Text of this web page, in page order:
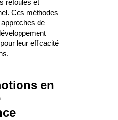
refoulés et
Ces méthodes,
de
leur efficacité
en